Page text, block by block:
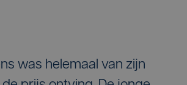
was helemaal van zijn